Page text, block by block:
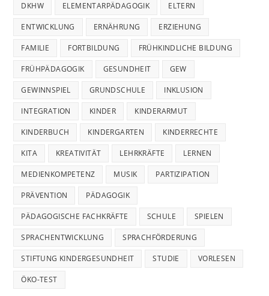
DKHW ELEMENTARPÄDAGOGIK ELTERN
ENTWICKLUNG ERNÄHRUNG ERZIEHUNG
FAMILIE FORTBILDUNG FRÜHKINDLICHE BILDUNG
FRÜHPÄDAGOGIK GESUNDHEIT GEW
GEWINNSPIEL GRUNDSCHULE INKLUSION
INTEGRATION KINDER KINDERARMUT
KINDERBUCH KINDERGARTEN KINDERRECHTE
KITA KREATIVITÄT LEHRKRÄFTE LERNEN
MEDIENKOMPETENZ MUSIK PARTIZIPATION
PRÄVENTION PÄDAGOGIK
PÄDAGOGISCHE FACHKRÄFTE SCHULE SPIELEN
SPRACHENTWICKLUNG SPRACHFÖRDERUNG
STIFTUNG KINDERGESUNDHEIT STUDIE VORLESEN
ÖKO-TEST